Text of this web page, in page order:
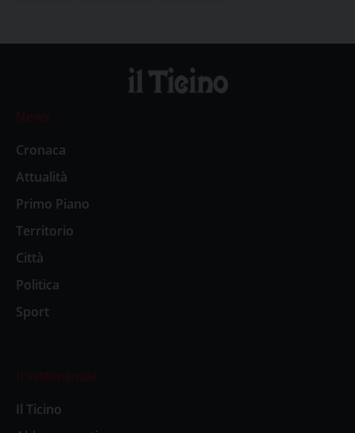
News
Cronaca
Attualità
Primo Piano
Territorio
Città
Politica
Sport
Il settimanale
Il Ticino